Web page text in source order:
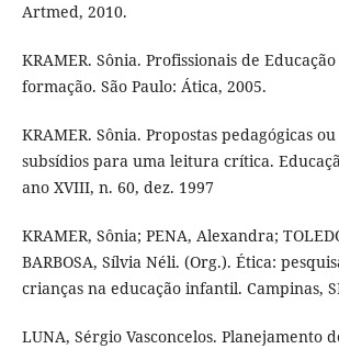
Artmed, 2010.
KRAMER. Sônia. Profissionais de
formação. São Paulo: Ática, 2005.
KRAMER. Sônia. Propostas pedagógicas
subsídios para uma leitura crítica.
ano XVIII, n. 60, dez. 1997
KRAMER, Sônia; PENA, Alexandra;
BARBOSA, Sílvia Néli. (Org.). Ética:
crianças na educação infantil. Campinas,
LUNA, Sérgio Vasconcelos. Planejamento